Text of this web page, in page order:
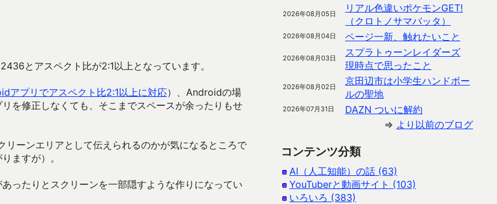
とアスペクト比が2:1以上となっています。
アプリでアスペクト比2:1以上に対応）、Androidの場
を修正しなくても、そこまでスペースが余ったりもせ
ーンエリアとして伝えられるのかが気になるところで
ますが）。
ったりとスクリーンを一部隠すような作りになってい
2026年08月05日
リアル色違いポケモンGET!
（クロトノサマバッタ）
2026年08月04日 ページ一新、触れたいこと
2026年08月03日
スプラトゥーンレイダーズ
現時点で思ったこと
2026年08月02日
京田辺市は小学生ハンドボー
ルの聖地
2026年07月31日
DAZN ついに解約
⇒ より以前のブログ
コンテンツ分類
AI（人工知能）の話 (63)
YouTuberと動画サイト (103)
いろいろ (383)